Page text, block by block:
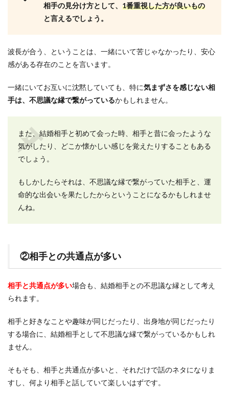
相手の見分け方として、 1番重視した方が良いもの
と言えるでしょう。
波長が合う、ということは、一緒にいて苦じゃなかったり、安心
感がある存在のことを言います。
一緒にいてお互いに沈黙していても、特に気まずさを感じない相
手は、不思議な縁で繋がっているかもしれません。
また、結婚相手と初めて会った時、相手と昔に会ったような
気がしたり、どこか懐かしい感じを覚えたりすることもある
でしょう。
もしかしたらそれは、不思議な縁で繋がっていた相手と、運
命的な出会いを果たしたからということになるかもしれませ
んね。
②相手との共通点が多い
相手と共通点が多い場合も、結婚相手との不思議な縁として考え
られます。
相手と好きなことや趣味が同じだったり、出身地が同じだったり
する場合に、結婚相手として不思議な縁で繋がっているかもしれ
ません。
そもそも、相手と共通点が多いと、それだけで話のネタになりま
すし、何より相手と話していて楽しいはずです。